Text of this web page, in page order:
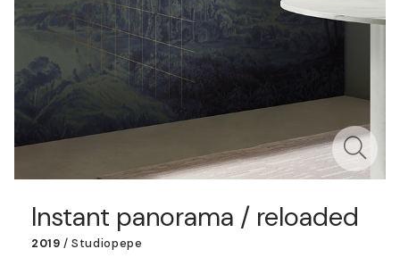
Instant panorama / reloaded
2019 / Studiopepe